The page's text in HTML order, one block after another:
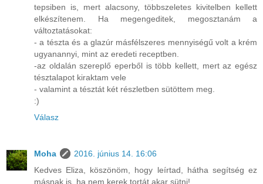
tepsiben is, mert alacsony, többszeletes kivitelben kellett
elkészítenem. Ha megengeditek, megosztanám a
változtatásokat:
- a tészta és a glazúr másfélszeres mennyiségű volt a krém
ugyanannyi, mint az eredeti receptben.
-az oldalán szereplő eperből is több kellett, mert az egész
tésztalapot kiraktam vele
- valamint a tésztát két részletben sütöttem meg.
:)
Válasz
Moha
2016. június 14. 16:06
Kedves Eliza, köszönöm, hogy leírtad, hátha segítség ez
másnak is, ha nem kerek tortát akar sütni!